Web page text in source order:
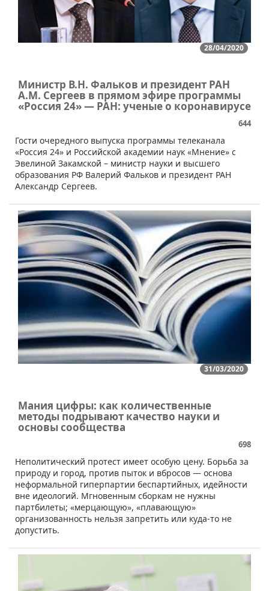
28/04/2020
Министр В.Н. Фальков и президент РАН
А.М. Сергеев в прямом эфире программы
«Россия 24» — РАН: ученые о коронавирусе
644
​Гости очередного выпуска программы телеканала
«Россия 24» и Российской академии наук «Мнение» с
Эвелиной Закамской – министр науки и высшего
образования РФ Валерий Фальков и президент РАН
Александр Сергеев.
31/03/2020
Мания цифры: как количественные
методы подрывают качество науки и
основы сообщества
698
​​Неполитический протест имеет особую цену. Борьба за
природу и город, против пыток и вбросов — основа
неформальной гиперпартии беспартийных, идейности
вне идеологий. Мгновенным сборкам не нужны
партбилеты; «мерцающую», «плавающую»
организованность нельзя запретить или куда-то не
допустить.